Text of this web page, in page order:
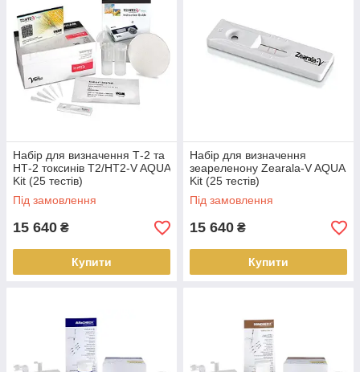
Набір для визначення Т-2 та
НТ-2 токсинів T2/HT2-V AQUA
Kit (25 тестів)
Під замовлення
15 640 ₴
Купити
Набір для визначення
зеареленону Zearala-V AQUA
Kit (25 тестів)
Під замовлення
15 640 ₴
Купити